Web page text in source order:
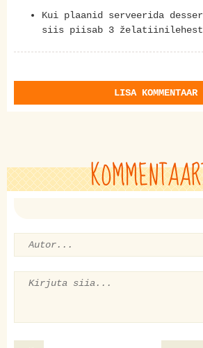
Kui plaanid serveerida
siis piisab 3
LISA KOMMENTAAR